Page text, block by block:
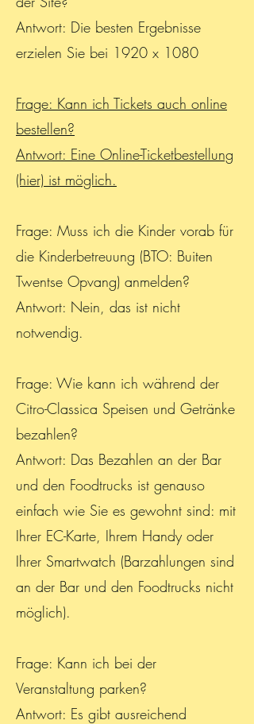
Antwort: Die besten Ergebnisse
erzielen Sie bei 1920 x 1080
Frage: Kann ich Tickets auch online
bestellen?
Antwort: Eine Online-Ticketbestellung
(hier) ist möglich.
Frage: Muss ich die Kinder vorab für
die Kinderbetreuung (BTO: Buiten
Twentse Opvang) anmelden?
Antwort: Nein, das ist nicht
notwendig.
Frage: Wie kann ich während der
Citro-Classica Speisen und Getränke
bezahlen?
Antwort: Das Bezahlen an der Bar
und den Foodtrucks ist genauso
einfach wie Sie es gewohnt sind: mit
Ihrer EC-Karte, Ihrem Handy oder
Ihrer Smartwatch (Barzahlungen sind
an der Bar und den Foodtrucks nicht
möglich).
Frage: Kann ich bei der
Veranstaltung parken?
Antwort: Es gibt ausreichend